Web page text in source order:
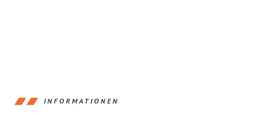
INFORMATIONEN